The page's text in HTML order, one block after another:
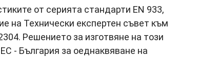
от серията стандарти EN 933,
на Технически експертен съвет към
Решението за изготвяне на този
- България за оеднаквяване на